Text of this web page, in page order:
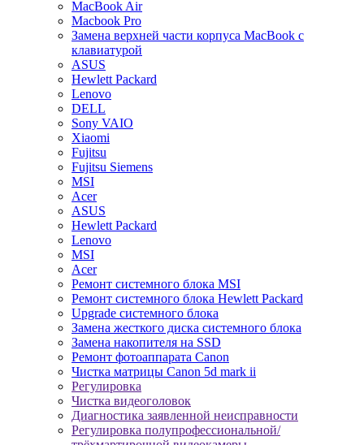
MacBook Air
Macbook Pro
Замена верхней части корпуса MacBook с
клавиатурой
ASUS
Hewlett Packard
Lenovo
DELL
Sony VAIO
Xiaomi
Fujitsu
Fujitsu Siemens
MSI
Acer
ASUS
Hewlett Packard
Lenovo
MSI
Acer
Ремонт системного блока MSI
Ремонт системного блока Hewlett Packard
Upgrade системного блока
Замена жесткого диска системного блока
Замена накопителя на SSD
Ремонт фотоаппарата Canon
Чистка матрицы Canon 5d mark ii
Регулировка
Чистка видеоголовок
Диагностика заявленной неисправности
Регулировка полупрофессиональной/